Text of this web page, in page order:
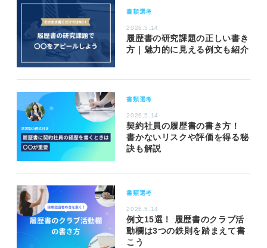
書類選考
2026.5.14
履歴書の研究課題の正しい書き
方｜魅力的に見える例文も紹介
書類選考
2026.5.14
契約社員の履歴書の書き方！
書かないリスクや評価を得る秘
訣も解説
書類選考
2026.5.14
例文15選！ 履歴書のクラブ活
動欄は3つの鉄則を踏まえて書
こう